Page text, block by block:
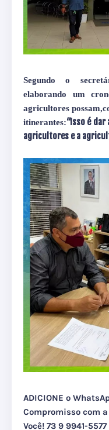
Segundo o
elaborando um
agricultores
itinerantes:“Isso é
agricultores e a
ADICIONE o
Compromisso com
Você! 73 9 9941-5577